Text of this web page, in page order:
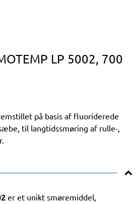
LP 5002, 700
på basis af fluoriderede
til langtidssmøring af rulle-,
er et unikt smøremiddel,